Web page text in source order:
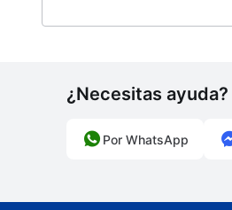
¿Necesitas
Por WhatsApp